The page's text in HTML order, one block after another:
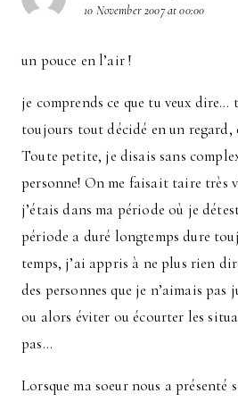
10 November 2007 at 00:00
un pouce en l’air !
je comprends ce que tu veux dire…
toujours tout décidé en un regard,
Toute petite, je disais sans
personne! On me faisait taire très
j’étais dans ma période où je
période a duré longtemps dure
temps, j’ai appris à ne plus rien
des personnes que je n’aimais pas
ou alors éviter ou écourter les
pas…
Lorsque ma soeur nous a présenté